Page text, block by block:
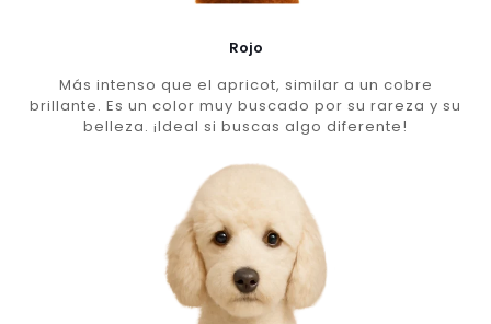
Rojo
Más intenso que el apricot, similar a un cobre
brillante. Es un color muy buscado por su rareza y su
belleza. ¡Ideal si buscas algo diferente!